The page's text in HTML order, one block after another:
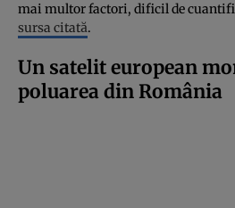
mai multor factori, dificil de
sursa citată.
Un satelit european
poluarea din România